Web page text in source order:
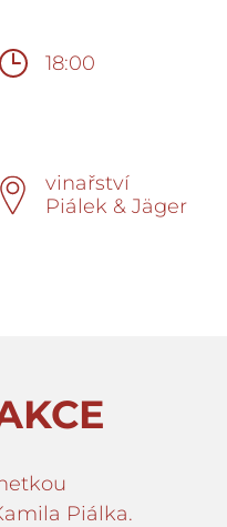
18:00
vinařství
Piálek & Jäger
Piálka.